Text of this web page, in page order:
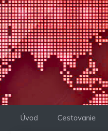
Preskočiť
na
obsah
Úvod Cestovanie